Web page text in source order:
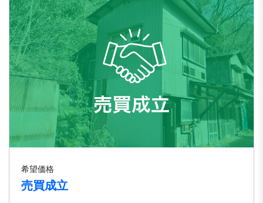
希望価格
売買成立